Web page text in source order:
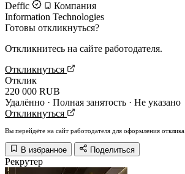
Deffic
Компания
Information Technologies
Готовы откликнуться?
Откликнитесь на сайте работодателя.
Откликнуться
Отклик
220 000 RUB
Удалённо · Полная занятость · Не указано
Откликнуться
Вы перейдёте на сайт работодателя для оформления отклика.
В избранное Поделиться
Рекрутер